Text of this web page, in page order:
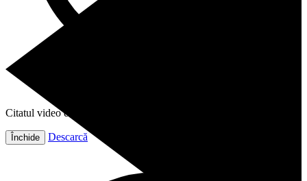
Citatul video este gata!
Închide Descarcă